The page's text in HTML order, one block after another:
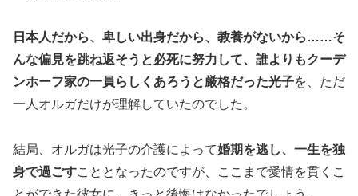
日本人だから、卑しい出身だから、教養がないから……そ
んな偏見を跳ね返そうと必死に努力して、誰よりもクーデ
ンホーフ家の一員らしくあろうと厳格だった光子を、ただ
一人オルガだけが理解していたのでした。
結局、オルガは光子の介護によって婚期を逃し、一生を独
身で過ごすこととなったのですが、ここまで愛情を貫くこ